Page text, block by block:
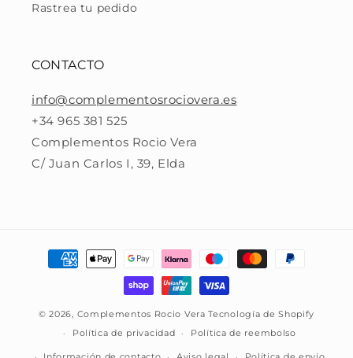
Rastrea tu pedido
CONTACTO
info@complementosrociovera.es
+34 965 381 525
Complementos Rocio Vera
C/ Juan Carlos I, 39, Elda
Formas
© 2026, Complementos Rocio Vera Tecnología de Shopify
Política de privacidad
Política de reembolso